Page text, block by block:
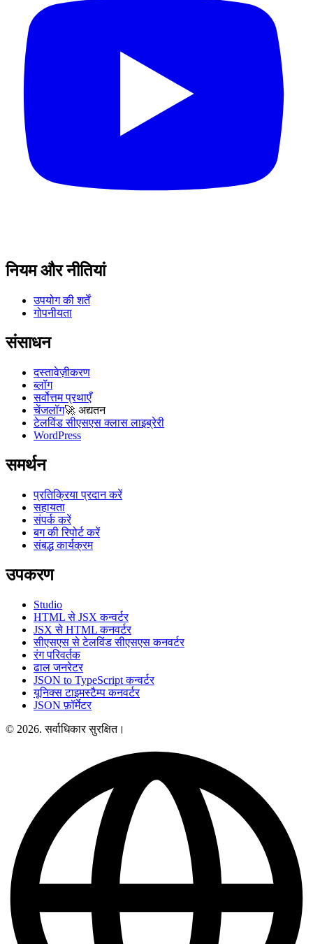
नियम और नीतियां
उपयोग की शर्तें
गोपनीयता
संसाधन
दस्तावेज़ीकरण
ब्लॉग
सर्वोत्तम प्रथाएँ
चेंजलॉग🚀 अद्यतन
टेलविंड सीएसएस क्लास लाइब्रेरी
WordPress
समर्थन
प्रतिक्रिया प्रदान करें
सहायता
संपर्क करें
बग की रिपोर्ट करें
संबद्ध कार्यक्रम
उपकरण
Studio
HTML से JSX कन्वर्टर
JSX से HTML कनवर्टर
सीएसएस से टेलविंड सीएसएस कनवर्टर
रंग परिवर्तक
ढाल जनरेटर
JSON to TypeScript कन्वर्टर
यूनिक्स टाइमस्टैम्प कनवर्टर
JSON फ़ॉर्मेटर
© 2026. सर्वाधिकार सुरक्षित।